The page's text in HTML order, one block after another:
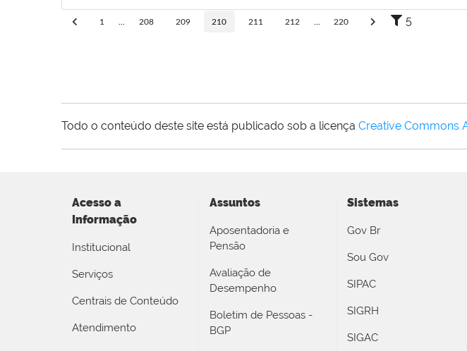
1 208 209 210 211 212 220 5
Todo o conteúdo deste site está publicado sob a licença Creative Commons
Acesso a
Informação
Institucional
Serviços
Centrais de Conteúdo
Atendimento
Assuntos
Aposentadoria e
Pensão
Avaliação de
Desempenho
Boletim de Pessoas -
BGP
Sistemas
Gov Br
Sou Gov
SIPAC
SIGRH
SIGAC